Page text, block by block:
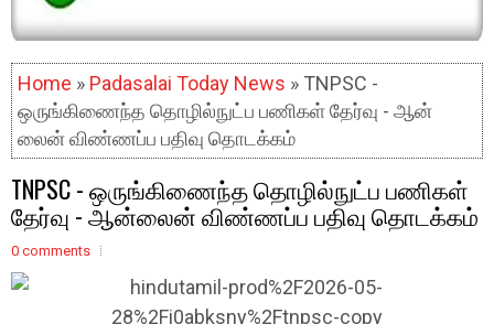
Home » Padasalai Today News » TNPSC -
ஒருங்கிணைந்த தொழில்நுட்ப பணி​கள் தேர்வு - ஆன்​
லைன் விண்ணப்ப பதிவு தொடக்கம்
TNPSC - ஒருங்கிணைந்த தொழில்நுட்ப பணி​கள்
தேர்வு - ஆன்​லைன் விண்ணப்ப பதிவு தொடக்கம்
0 comments